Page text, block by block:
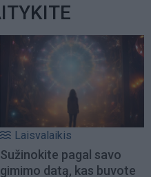
Laisvalaikis
Sužinokite pagal savo
gimimo datą, kas buvote